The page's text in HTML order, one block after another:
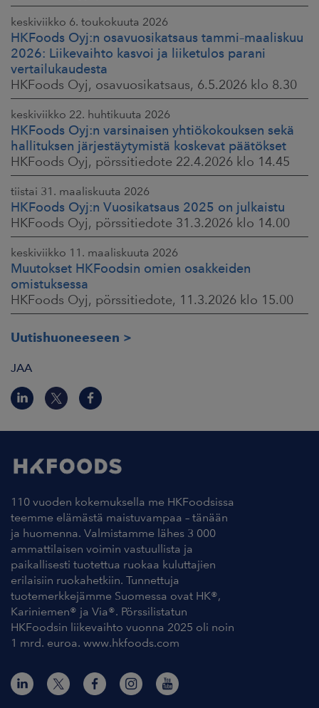
keskiviikko 6. toukokuuta 2026
HKFoods Oyj:n osavuosikatsaus tammi–maaliskuu
2026: Liikevaihto kasvoi ja liiketulos parani
vertailukaudesta
HKFoods Oyj, osavuosikatsaus, 6.5.2026 klo 8.30
keskiviikko 22. huhtikuuta 2026
HKFoods Oyj:n varsinaisen yhtiökokouksen sekä
hallituksen järjestäytymistä koskevat päätökset
HKFoods Oyj, pörssitiedote 22.4.2026 klo 14.45
tiistai 31. maaliskuuta 2026
HKFoods Oyj:n Vuosikatsaus 2025 on julkaistu
HKFoods Oyj, pörssitiedote 31.3.2026 klo 14.00
keskiviikko 11. maaliskuuta 2026
Muutokset HKFoodsin omien osakkeiden
omistuksessa
HKFoods Oyj, pörssitiedote, 11.3.2026 klo 15.00
Uutishuoneeseen
JAA
110 vuoden kokemuksella me HKFoodsissa
teemme elämästä maistuvampaa – tänään
ja huomenna. Valmistamme lähes 3 000
ammattilaisen voimin vastuullista ja
paikallisesti tuotettua ruokaa kuluttajien
erilaisiin ruokahetkiin. Tunnettuja
tuotemerkkejämme Suomessa ovat HK®,
Kariniemen® ja Via®. Pörssilistatun
HKFoodsin liikevaihto vuonna 2025 oli noin
1 mrd. euroa. www.hkfoods.com